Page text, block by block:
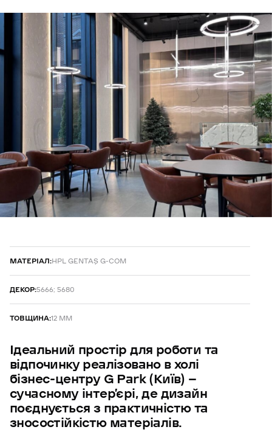
МАТЕРІАЛ:HPL GENTAŞ G-COM
ДЕКОР:5666; 5680
ТОВЩИНА:12 ММ
Ідеальний простір для роботи та
відпочинку реалізовано вхолі
бізнес-центру G Park (Київ) —
сучасному інтер’єрі,де дизайн
поєднується з практичністюта
зносостійкістю матеріалів.